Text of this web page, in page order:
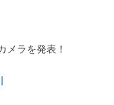
ラを発表！